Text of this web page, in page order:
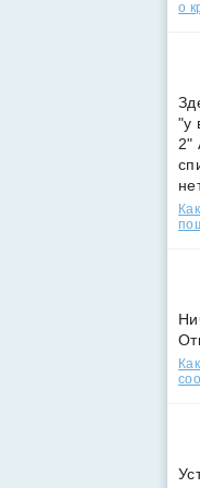
о
"у
2"